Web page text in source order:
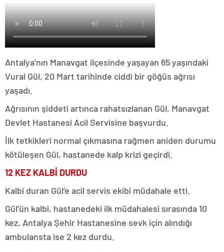
Antalya’nın Manavgat ilçesinde yaşayan 65 yaşındaki
Vural Gül, 20 Mart tarihinde ciddi bir göğüs ağrısı
yaşadı.
Ağrısının şiddeti artınca rahatsızlanan Gül, Manavgat
Devlet Hastanesi Acil Servisine başvurdu.
İlk tetkikleri normal çıkmasına rağmen aniden durumu
kötüleşen Gül, hastanede kalp krizi geçirdi.
12 KEZ KALBİ DURDU
Kalbi duran Gül’e acil servis ekibi müdahale etti.
Gül’ün kalbi, hastanedeki ilk müdahalesi sırasında 10
kez, Antalya Şehir Hastanesine sevk için alındığı
ambulansta ise 2 kez durdu.